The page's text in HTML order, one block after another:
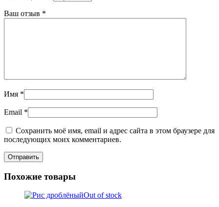
Ваш отзыв *
Имя *
Email *
Сохранить моё имя, email и адрес сайта в этом браузере для
последующих моих комментариев.
Похожие товары
Out of stock